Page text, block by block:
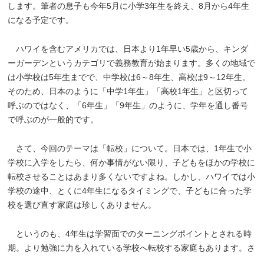
します。筆者の息子も今年5月に小学3年生を終え、8月から4年生
になる予定です。
ハワイを含むアメリカでは、日本より1年早い5歳から、キンダ
ーガーデンというカテゴリで義務教育が始まります。多くの地域で
は小学校は5年生までで、中学校は6～8年生、高校は9～12年生。
そのため、日本のように「中学1年生」「高校1年生」と区切って
呼ぶのではなく、「6年生」「9年生」のように、学年を通し番号
で呼ぶのが一般的です。
さて、今回のテーマは「転校」について。日本では、1年生で小
学校に入学をしたら、何か事情がない限り、子どもをほかの学校に
転校させることはあまり多くないですよね。しかし、ハワイでは小
学校の途中、とくに4年生になるタイミングで、子どもに合った学
校を選び直す家庭は珍しくありません。
というのも、4年生は学習面でのターニングポイントとされる時
期。より勉強に力を入れている学校へ転校する家庭もあります。さ